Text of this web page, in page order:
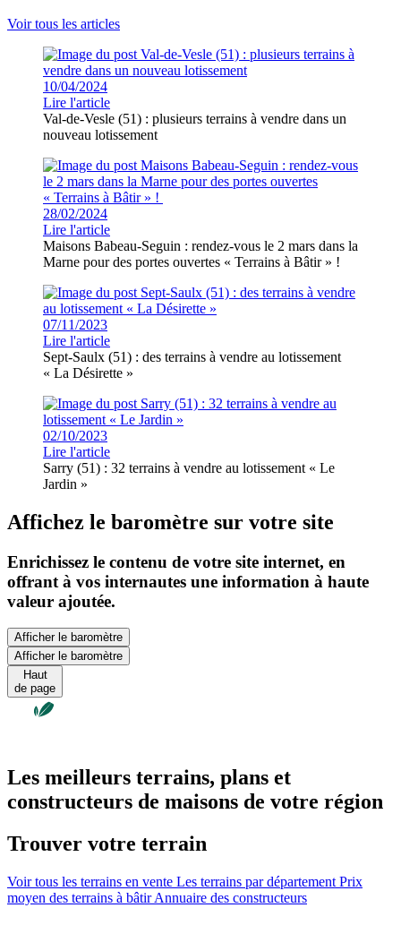
Voir tous les articles
10/04/2024
Lire l'article
Val-de-Vesle (51) : plusieurs terrains à vendre dans un
nouveau lotissement
28/02/2024
Lire l'article
Maisons Babeau-Seguin : rendez-vous le 2 mars dans la
Marne pour des portes ouvertes « Terrains à Bâtir » !
07/11/2023
Lire l'article
Sept-Saulx (51) : des terrains à vendre au lotissement
« La Désirette »
02/10/2023
Lire l'article
Sarry (51) : 32 terrains à vendre au lotissement « Le
Jardin »
Affichez le baromètre sur votre site
Enrichissez le contenu de votre site internet, en
offrant à vos internautes une information à haute
valeur ajoutée.
Afficher le baromètre
Afficher le baromètre
Haut
de page
Les meilleurs terrains, plans et
constructeurs de maisons de votre région
Trouver votre terrain
Voir tous les terrains en vente Les terrains par département Prix
moyen des terrains à bâtirAnnuaire des constructeurs